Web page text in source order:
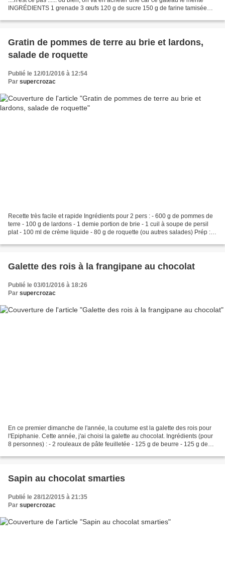
INGRÉDIENTS 1 grenade 3 œufs 120 g de sucre 150 g de farine tamisée
Gratin de pommes de terre au brie et lardons,
salade de roquette
Publié le 12/01/2016 à 12:54
Par supercrozac
Recette très facile et rapide Ingrédients pour 2 pers : - 600 g de pommes de
terre - 100 g de lardons - 1 demie portion de brie - 1 cuil à soupe de persil
plat - 100 ml de crème liquide - 80 g de roquette (ou autres salades) Prép :
Galette des rois à la frangipane au chocolat
Publié le 03/01/2016 à 18:26
Par supercrozac
En ce premier dimanche de l'année, la coutume est la galette des rois pour
l'Epiphanie. Cette année, j'ai choisi la galette au chocolat. Ingrédients (pour
8 personnes) : - 2 rouleaux de pâte feuilletée - 125 g de beurre - 125 g de
Sapin au chocolat smarties
Publié le 28/12/2015 à 21:35
Par supercrozac